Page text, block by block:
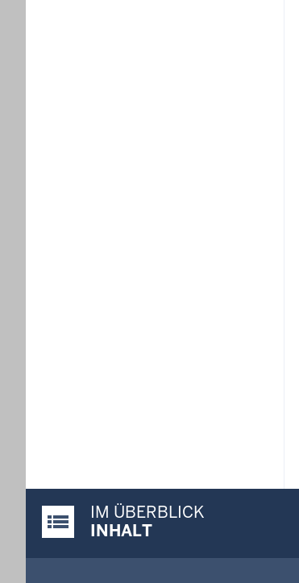
Justiz-Portal im Überblick:
IM ÜBERBLICK
INHALT